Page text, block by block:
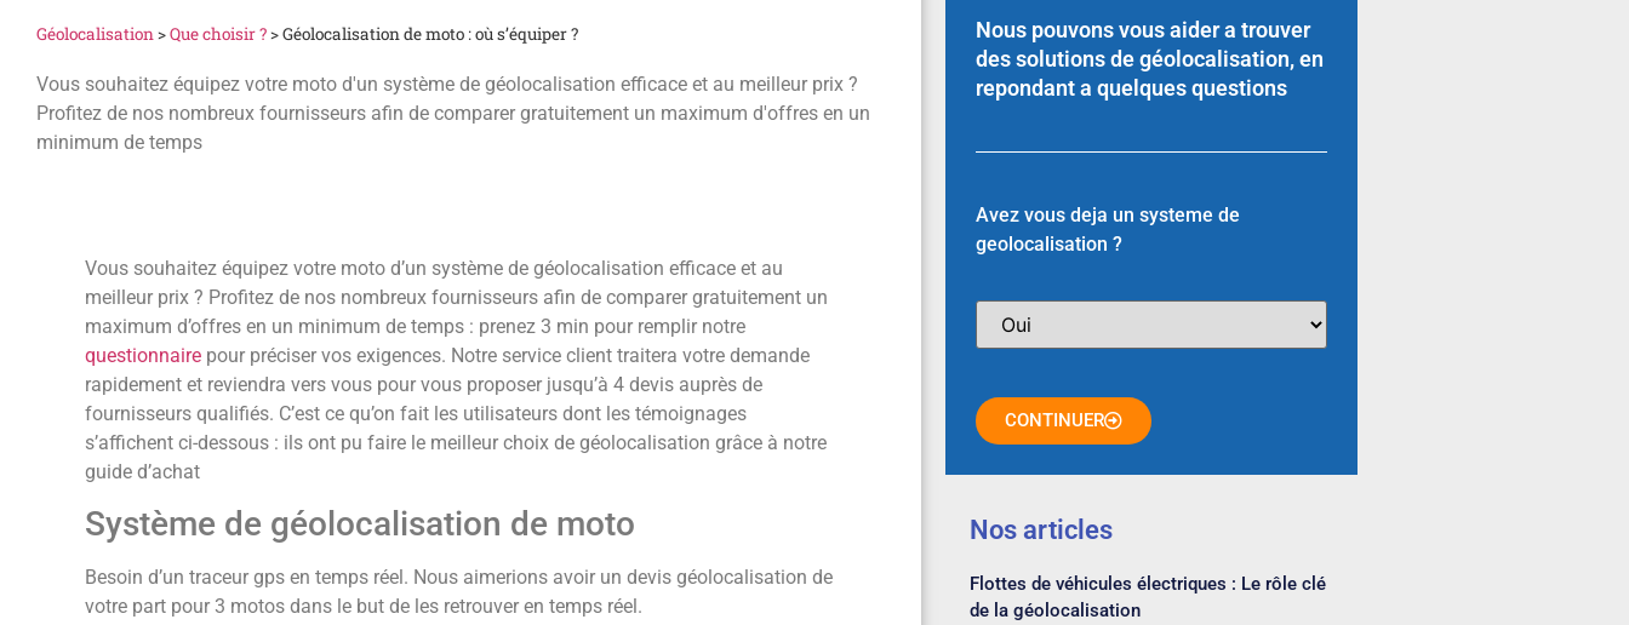
Géolocalisation>Que choisir ?>Géolocalisation de moto : où s’équiper ?
Vous souhaitez équipez votre moto d'un système de géolocalisation efficace et au meilleur prix ?
Profitez de nos nombreux fournisseurs afin de comparer gratuitement un maximum d'offres en un
minimum de temps
Vous souhaitez équipez votre moto d’un système de géolocalisation efficace et au
meilleur prix ? Profitez de nos nombreux fournisseurs afin de comparer gratuitement un
maximum d’offres en un minimum de temps : prenez 3 min pour remplir notre
questionnaire pour préciser vos exigences. Notre service client traitera votre demande
rapidement et reviendra vers vous pour vous proposer jusqu’à 4 devis auprès de
fournisseurs qualifiés. C’est ce qu’on fait les utilisateurs dont les témoignages
s’affichent ci-dessous : ils ont pu faire le meilleur choix de géolocalisation grâce à notre
guide d’achat
Système de géolocalisation de moto
Besoin d’un traceur gps en temps réel. Nous aimerions avoir un devis géolocalisation de
votre part pour 3 motos dans le but de les retrouver en temps réel.
Nous pouvons vous aider a trouver
des solutions de géolocalisation, en
repondant a quelques questions
Avez vous deja un systeme de
geolocalisation ?
CONTINUER
Nos articles
Flottes de véhicules électriques : Le rôle clé
de la géolocalisation